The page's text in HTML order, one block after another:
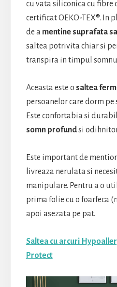
cu vata siliconica cu fibre
certificat OEKO-TEX®. In
de a mentine suprafata
saltea potrivita chiar si
transpira in timpul
Aceasta este o saltea
persoanelor care dorm pe
Este confortabia si
somn profundsi
Este important de
livreaza nerulata si
manipulare. Pentru a o
prima folie cu o foarfeca
apoi asezata pe pat.
Saltea cu arcuri
Protect